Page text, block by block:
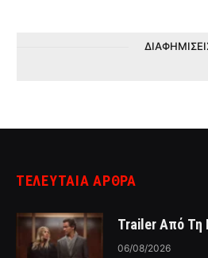
ΤΕΛΕΥΤΑΙΑ ΑΡΘΡΑ
Trailer Από Τη
06/08/2026